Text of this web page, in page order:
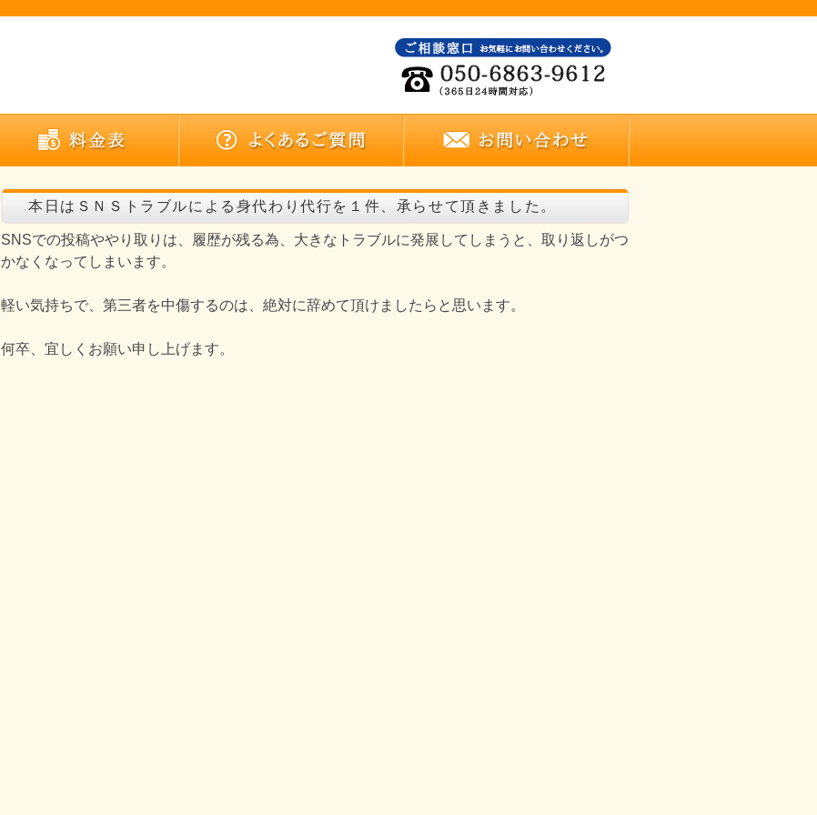
本日はＳＮＳトラブルによる身代わり代行を１件、承らせて頂きました。
SNSでの投稿ややり取りは、履歴が残る為、大きなトラブルに発展してしまうと、取り返しがつ
かなくなってしまいます。
軽い気持ちで、第三者を中傷するのは、絶対に辞めて頂けましたらと思います。
何卒、宜しくお願い申し上げます。